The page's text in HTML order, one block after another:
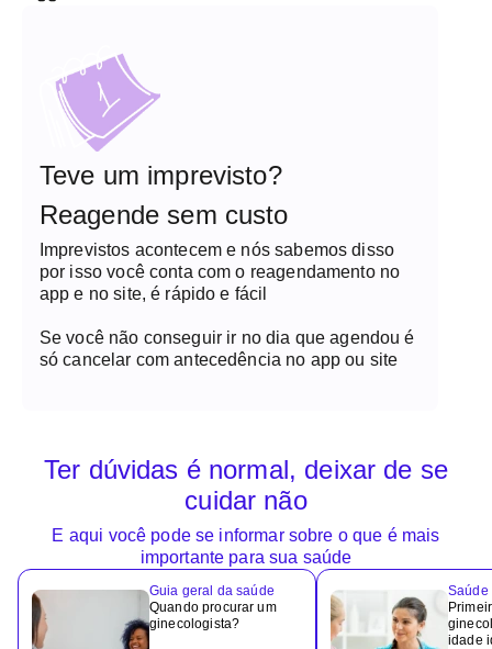
Teve um imprevisto?
Reagende sem custo
Imprevistos acontecem e nós sabemos disso
por isso você conta com o reagendamento no
app e no site, é rápido e fácil
Se você não conseguir ir no dia que agendou é
só cancelar com antecedência no app ou site
Ter dúvidas é normal, deixar de se
cuidar não
E aqui você pode se informar sobre o que é mais
importante para sua saúde
Guia geral da saúde
Quando procurar um
ginecologista?
Saúde
idade